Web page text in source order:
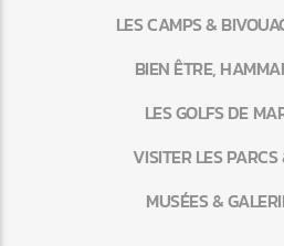
LES CAMPS &
BIEN ÊTRE,
LES GOLFS DE
VISITER LES
MUSÉES &